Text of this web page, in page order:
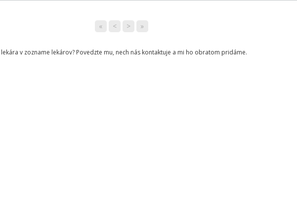
« < > »
v zozname lekárov? Povedzte mu, nech nás kontaktuje a mi ho obratom pridáme.